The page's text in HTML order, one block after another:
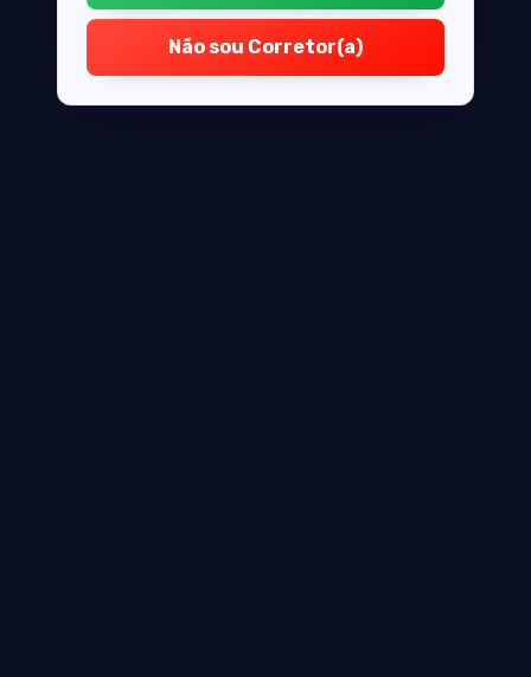
Não sou Corretor(a)